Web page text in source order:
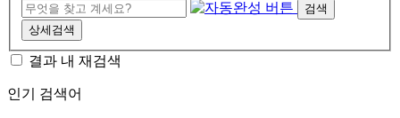
검색
상세검색
결과 내 재검색
인기 검색어